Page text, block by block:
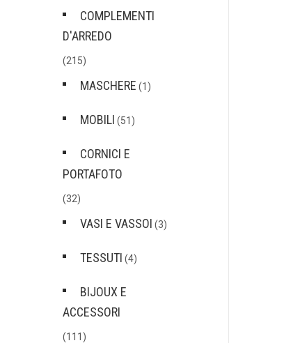
COMPLEMENTI
D'ARREDO
(215)
MASCHERE (1)
MOBILI (51)
CORNICI E
PORTAFOTO
(32)
VASI E VASSOI (3)
TESSUTI (4)
BIJOUX E
ACCESSORI
(111)